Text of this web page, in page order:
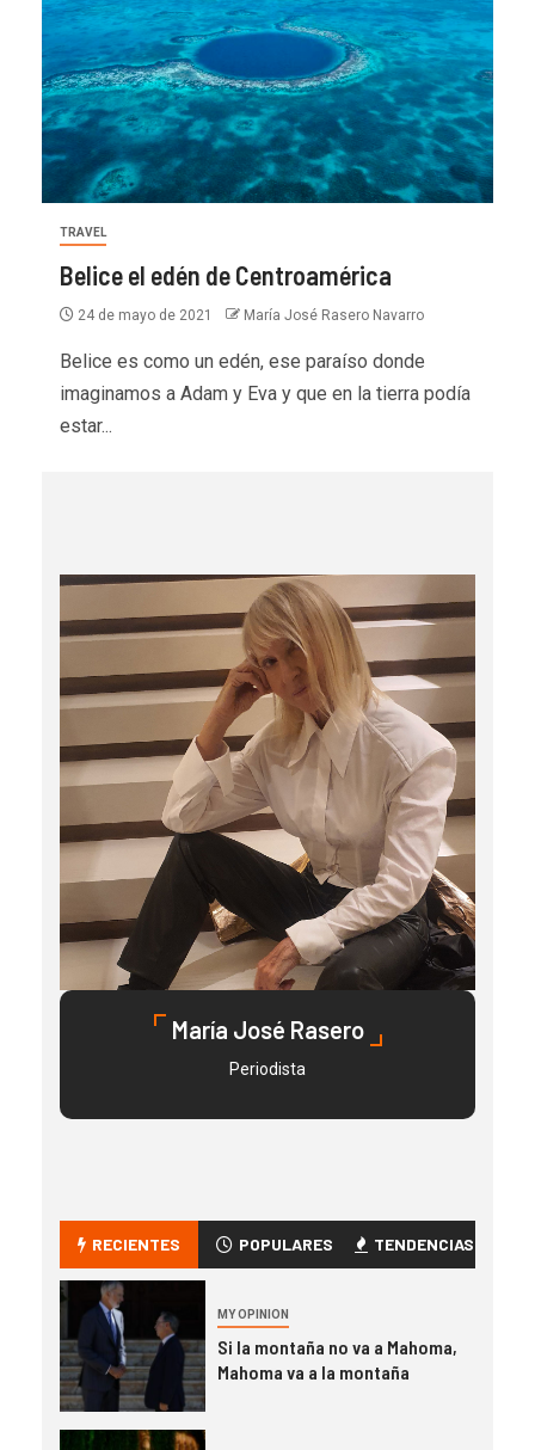
TRAVEL
Belice el edén de Centroamérica
24 de mayo de 2021 María José Rasero Navarro
Belice es como un edén, ese paraíso donde
imaginamos a Adam y Eva y que en la tierra podía
estar...
María José Rasero
Periodista
RECIENTES POPULARES TENDENCIAS
MY OPINION
Si la montaña no va a Mahoma,
Mahoma va a la montaña